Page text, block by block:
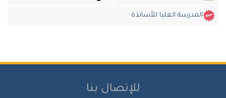
المدرسة العليا للأساتذة
للإتصال بنا